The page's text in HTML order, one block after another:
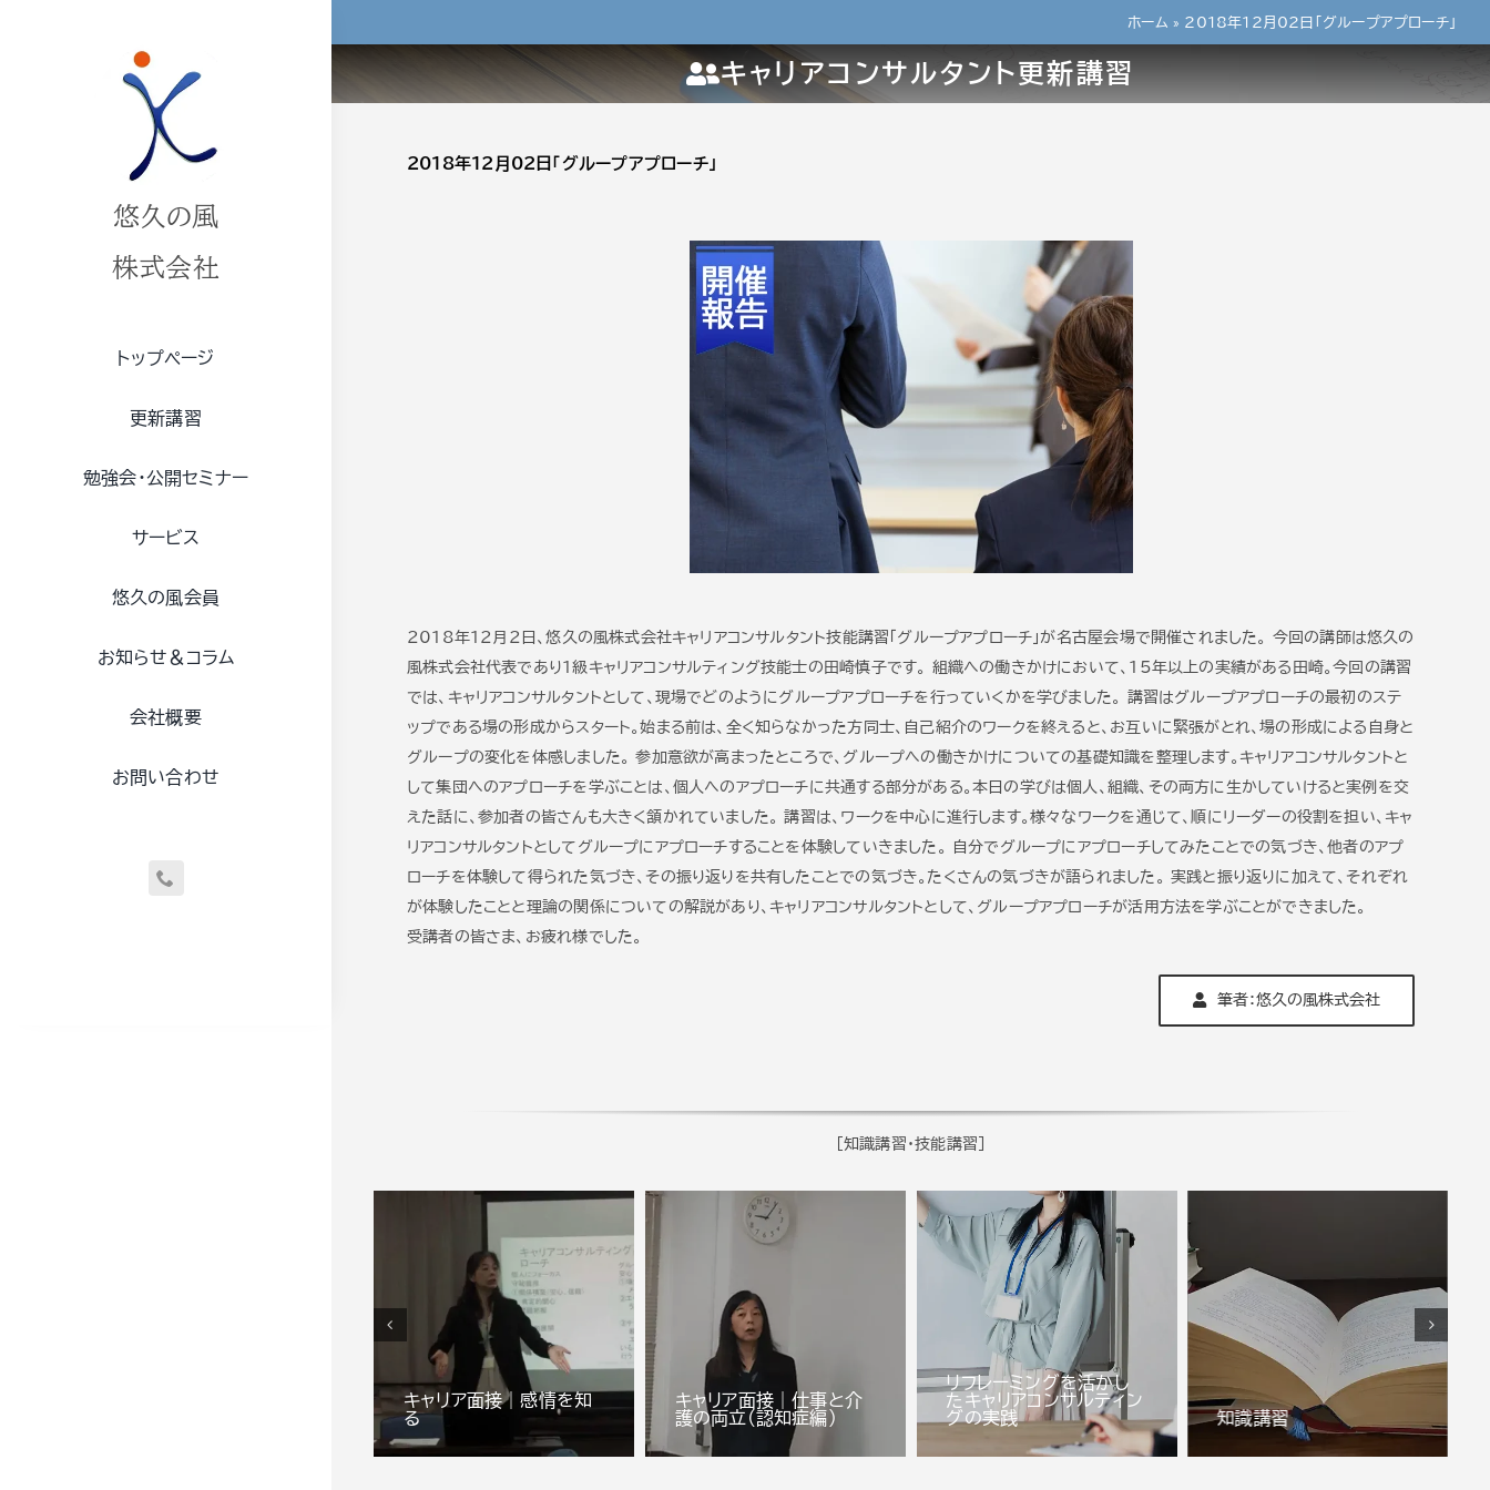
悠久の風
株式会社
トップページ
更新講習
勉強会・公開セミナー
サービス
悠久の風会員
お知らせ＆コラム
会社概要
お問い合わせ
ホーム » 2018年12月02日「グループアプローチ」
キャリアコンサルタント更新講習
2018年12月02日「グループアプローチ」
2018年12月2日、悠久の風株式会社キャリアコンサルタント技能講習「グループアプローチ」が名古屋会場で開催されました。 今回の講師は悠久の
風株式会社代表であり1級キャリアコンサルティング技能士の田崎慎子です。 組織への働きかけにおいて、15年以上の実績がある田崎。今回の講習
では、キャリアコンサルタントとして、現場でどのようにグループアプローチを行っていくかを学びました。 講習はグループアプローチの最初のステ
ップである場の形成からスタート。始まる前は、全く知らなかった方同士、自己紹介のワークを終えると、お互いに緊張がとれ、場の形成による自身と
グループの変化を体感しました。参加意欲が高まったところで、グループへの働きかけについての基礎知識を整理します。キャリアコンサルタントと
して集団へのアプローチを学ぶことは、個人へのアプローチに共通する部分がある。本日の学びは個人、組織、その両方に生かしていけると実例を交
えた話に、参加者の皆さんも大きく頷かれていました。 講習は、ワークを中心に進行します。様々なワークを通じて、順にリーダーの役割を担い、キャ
リアコンサルタントとしてグループにアプローチすることを体験していきました。 自分でグループにアプローチしてみたことでの気づき、他者のアプ
ローチを体験して得られた気づき、その振り返りを共有したことでの気づき。たくさんの気づきが語られました。 実践と振り返りに加えて、それぞれ
が体験したことと理論の関係についての解説があり、キャリアコンサルタントとして、グループアプローチが活用方法を学ぶことができました。
受講者の皆さま、お疲れ様でした。
筆者：悠久の風株式会社
[知識講習・技能講習]
キャリア面接｜感情を知
る
キャリア面接｜仕事と介
護の両立(認知症編)
リフレーミングを活かし
たキャリアコンサルティン
グの実践
知識講習